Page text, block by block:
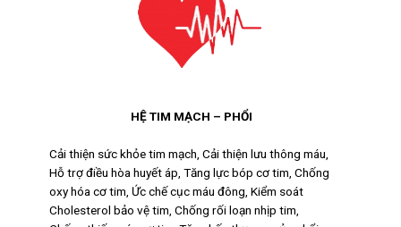
HỆ TIM MẠCH – PHỔI
Cải thiện sức khỏe tim mạch, Cải thiện lưu thông máu,
Hỗ trợ điều hòa huyết áp, Tăng lực bóp cơ tim, Chống
oxy hóa cơ tim, Ức chế cục máu đông, Kiểm soát
Cholesterol bảo vệ tim, Chống rối loạn nhịp tim,